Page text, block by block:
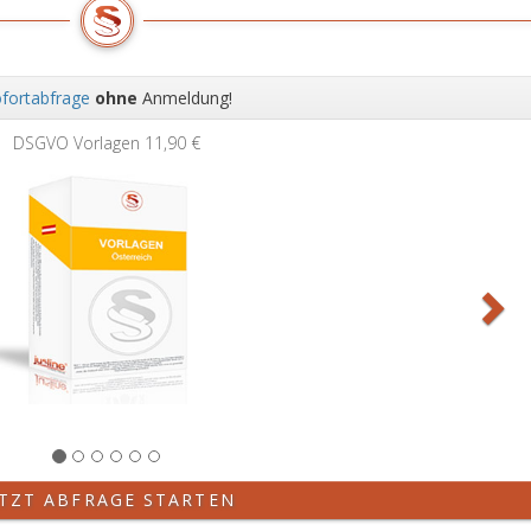
ohne Anmeldung!
€
ABFRAGE STARTEN